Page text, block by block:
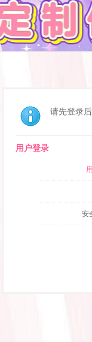
请先登录
用户登录
安